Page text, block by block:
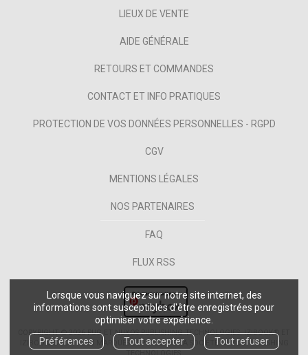
Lorsque vous naviguez sur notre site internet, des
informations sont susceptibles d'être enregistrées pour
optimiser votre expérience.
Préférences
Tout accepter Tout refuser
LIEUX DE VENTE
AIDE GÉNÉRALE
RETOURS ET COMMANDES
CONTACT ET INFO PRATIQUES
PROTECTION DE VOS DONNÉES PERSONNELLES - RGPD
CGV
MENTIONS LÉGALES
NOS PARTENAIRES
FAQ
FLUX RSS
COPYRIGHT © 2026 PUG ET NUXOS PUBLISHING TECHNOLOGIES.IZIBOOK®
IZIBOOKS® SONT DES MARQUES DÉPOSÉES DE LA SOCIÉTÉ NUXOS PUBLISHING